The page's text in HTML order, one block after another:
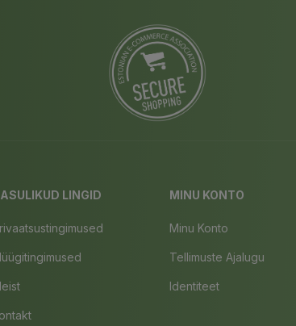
LINGID MINU KONTO
Minu Konto
Tellimuste Ajalugu
Identiteet